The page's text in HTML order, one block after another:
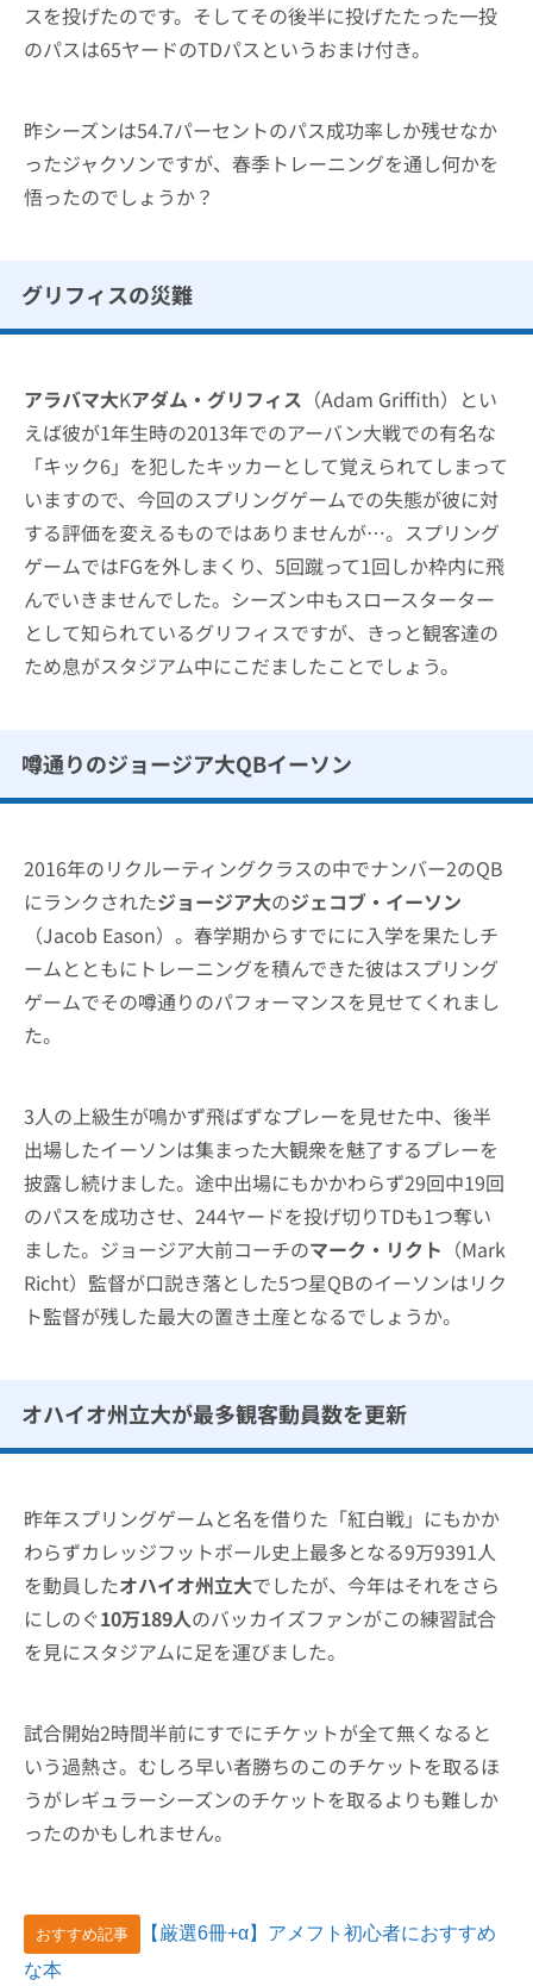
スを投げたのです。そしてその後半に投げたたった一投
のパスは65ヤードのTDパスというおまけ付き。
昨シーズンは54.7パーセントのパス成功率しか残せなか
ったジャクソンですが、春季トレーニングを通し何かを
悟ったのでしょうか？
グリフィスの災難
アラバマ大Kアダム・グリフィス （Adam Griffith）とい
えば彼が1年生時の2013年でのアーバン大戦での有名な
「キック6」を犯したキッカーとして覚えられてしまって
いますので、今回のスプリングゲームでの失態が彼に対
する評価を変えるものではありませんが…。スプリング
ゲームではFGを外しまくり、5回蹴って1回しか枠内に飛
んでいきませんでした。シーズン中もスロースターター
として知られているグリフィスですが、きっと観客達の
ため息がスタジアム中にこだましたことでしょう。
噂通りのジョージア大QBイーソン
2016年のリクルーティングクラスの中でナンバー2のQB
にランクされたジョージア大のジェコブ・イーソン
（Jacob Eason）。春学期からすでにに入学を果たしチ
ームとともにトレーニングを積んできた彼はスプリング
ゲームでその噂通りのパフォーマンスを見せてくれまし
た。
3人の上級生が鳴かず飛ばずなプレーを見せた中、後半
出場したイーソンは集まった大観衆を魅了するプレーを
披露し続けました。途中出場にもかかわらず29回中19回
のパスを成功させ、244ヤードを投げ切りTDも1つ奪い
ました。ジョージア大前コーチのマーク・リクト （Mark
Richt）監督が口説き落とした5つ星QBのイーソンはリク
ト監督が残した最大の置き土産となるでしょうか。
オハイオ州立大が最多観客動員数を更新
昨年スプリングゲームと名を借りた「紅白戦」にもかか
わらずカレッジフットボール史上最多となる9万9391人
を動員したオハイオ州立大でしたが、今年はそれをさら
にしのぐ10万189人のバッカイズファンがこの練習試合
を見にスタジアムに足を運びました。
試合開始2時間半前にすでにチケットが全て無くなると
いう過熱さ。むしろ早い者勝ちのこのチケットを取るほ
うがレギュラーシーズンのチケットを取るよりも難しか
ったのかもしれません。
おすすめ記事
【厳選6冊+α】アメフト初心者におすすめ
な本